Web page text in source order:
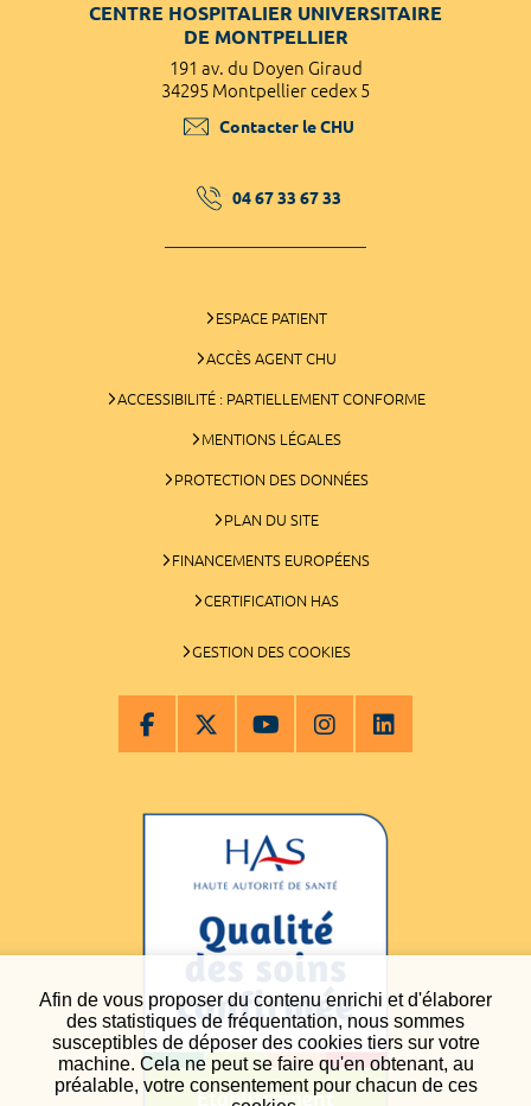
Afin de vous proposer du contenu enrichi et d'élaborer
des statistiques de fréquentation, nous sommes
susceptibles de déposer des cookies tiers sur votre
machine. Cela ne peut se faire qu'en obtenant, au
préalable, votre consentement pour chacun de ces
CENTRE HOSPITALIER UNIVERSITAIRE
DE MONTPELLIER
191 av. du Doyen Giraud
34295 Montpellier cedex 5
Contacter le CHU
04 67 33 67 33
ESPACE PATIENT
ACCÈS AGENT CHU
ACCESSIBILITÉ : PARTIELLEMENT CONFORME
MENTIONS LÉGALES
PROTECTION DES DONNÉES
PLAN DU SITE
FINANCEMENTS EUROPÉENS
CERTIFICATION HAS
GESTION DES COOKIES